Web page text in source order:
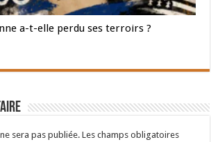
a-t-elle perdu ses terroirs ?
sera pas publiée. Les champs obligatoires